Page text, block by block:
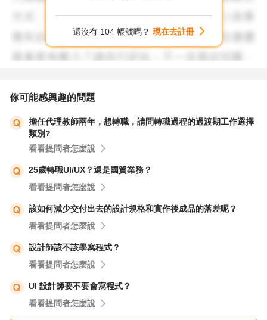
還沒有 104 帳號嗎？ 現在去註冊
你可能感興趣的問題
擔任代理教師兩年，想轉職，請問轉職過程的過渡期工作選擇
類別?
看看提問者怎麼說
25歲轉職UI/UX？還是國貿業務？
看看提問者怎麼說
該如何減少交付出去的設計規格和實作後成品的落差呢？
看看提問者怎麼說
設計師該不該學寫程式？
看看提問者怎麼說
UI 設計師要不要會寫程式？
看看提問者怎麼說